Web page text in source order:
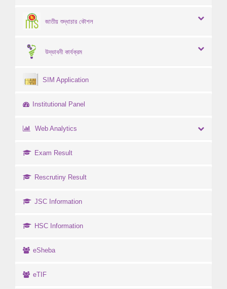
জাতীয় শুদ্ধাচার কৌশল
উদ্ভাবনী কার্যক্রম
SIM Application
Institutional Panel
Web Analytics
Exam Result
Rescrutiny Result
JSC Information
HSC Information
eSheba
eTIF